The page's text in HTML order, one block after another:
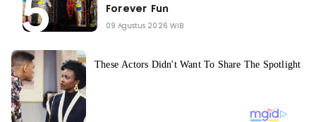
Forever Fun
09 Agustus 2026 WIB